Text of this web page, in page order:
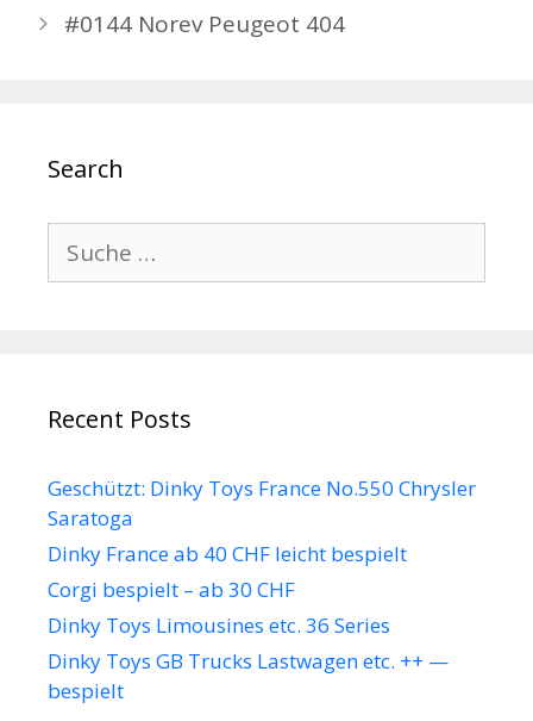
#0144 Norev Peugeot 404
Search
nach:
Recent Posts
Geschützt: Dinky Toys France No.550 Chrysler
Saratoga
Dinky France ab 40 CHF leicht bespielt
Corgi bespielt – ab 30 CHF
Dinky Toys Limousines etc. 36 Series
Dinky Toys GB Trucks Lastwagen etc. ++ —
bespielt